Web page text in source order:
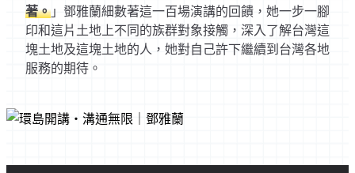
著。 」鄧雅蘭細數著這一百場演講的回饋，她一步一腳
印和這片土地上不同的族群對象接觸，深入了解台灣這
塊土地及這塊土地的人，她對自己許下繼續到台灣各地
服務的期待。